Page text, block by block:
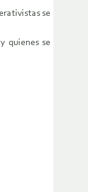
se
quienes se